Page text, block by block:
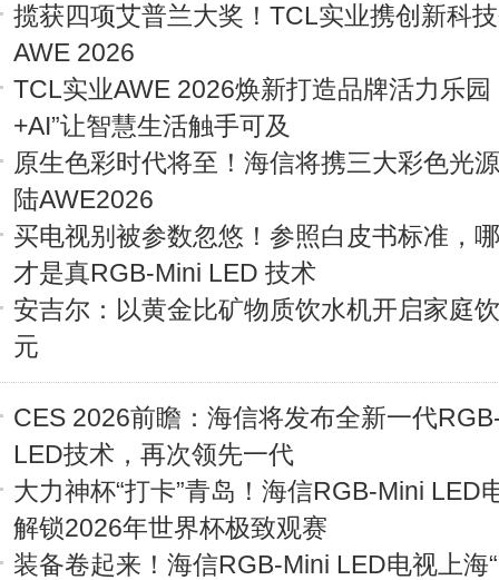
揽获四项艾普兰大奖！TCL实业携创新科
AWE 2026
TCL实业AWE 2026焕新打造品牌活力乐园
+AI”让智慧生活触手可及
原生色彩时代将至！海信将携三大彩色光
陆AWE2026
买电视别被参数忽悠！参照白皮书标准，
才是真RGB-Mini LED 技术
安吉尔：以黄金比矿物质饮水机开启家庭
元
CES 2026前瞻：海信将发布全新一代
LED技术，再次领先一代
大力神杯“打卡”青岛！海信RGB-Mini LED
解锁2026年世界杯极致观赛
装备卷起来！海信RGB-Mini LED电视上海